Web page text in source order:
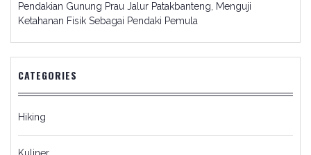
Pendakian Gunung Prau Jalur Patakbanteng, Menguji
Ketahanan Fisik Sebagai Pendaki Pemula
CATEGORIES
Hiking